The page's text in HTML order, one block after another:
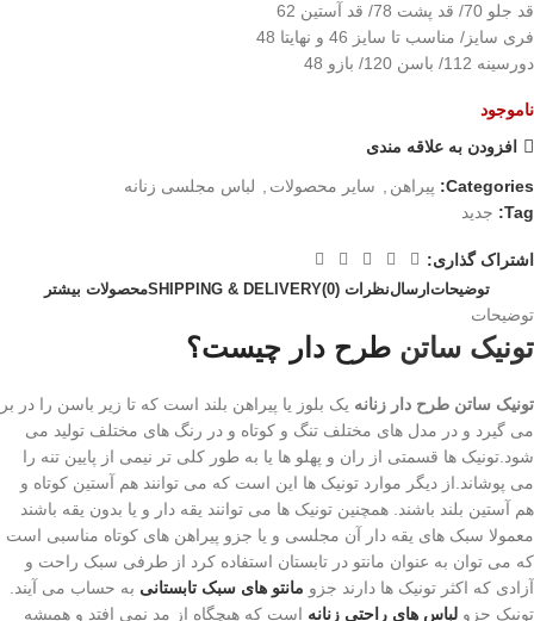
قد جلو 70/ قد پشت 78/ قد آستین 62
فری سایز/ مناسب تا سایز 46 و نهایتا 48
دورسینه 112/ باسن 120/ بازو 48
ناموجود
افزودن به علاقه مندی
Categories: پیراهن , سایر محصولات , لباس مجلسی زنانه
Tag:
جدید
اشتراک گذاری:
توضیحات ارسالنظرات (0) SHIPPING & DELIVERYمحصولات بیشتر
توضیحات
تونیک ساتن طرح دار چیست؟
تونیک ساتن طرح دار زنانه یک بلوز یا پیراهن بلند است که تا زیر باسن را در بر
می گیرد و در مدل های مختلف تنگ و کوتاه و در رنگ های مختلف تولید می
شود.تونیک ها قسمتی از ران و پهلو ها یا به طور کلی تر نیمی از پایین تنه را
می پوشاند.از دیگر موارد تونیک ها این است که می توانند هم آستین کوتاه و
هم آستین بلند باشند. همچنین تونیک ها می توانند یقه دار و یا بدون یقه باشند
معمولا سبک های یقه دار آن مجلسی و یا جزو پیراهن های کوتاه مناسبی است
که می توان به عنوان مانتو در تابستان استفاده کرد از طرفی سبک راحت و
آزادی که اکثر تونیک ها دارند جزو مانتو های سبک تابستانی به حساب می آیند.
تونیک جزو لباس های راحتی زنانه است که هیچگاه از مد نمی افتد و همیشه